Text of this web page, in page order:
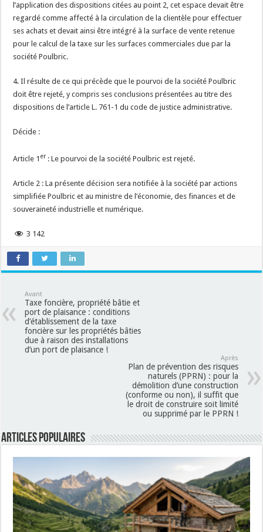
l’application des dispositions citées au point 2, cet espace devait être
regardé comme affecté à la circulation de la clientèle pour effectuer
ses achats et devait ainsi être intégré à la surface de vente retenue
pour le calcul de la taxe sur les surfaces commerciales due par la
société Poulbric.
4. Il résulte de ce qui précède que le pourvoi de la société Poulbric
doit être rejeté, y compris ses conclusions présentées au titre des
dispositions de l’article L. 761-1 du code de justice administrative.
Décide :
Article 1 er : Le pourvoi de la société Poulbric est rejeté.
Article 2 : La présente décision sera notifiée à la société par actions
simplifiée Poulbric et au ministre de l’économie, des finances et de
souveraineté industrielle et numérique.
3 142
Avant
Taxe foncière, propriété bâtie et
port de plaisance : conditions
d’établissement de la taxe
foncière sur les propriétés bâties
due à raison des installations
d’un port de plaisance !
Après
Plan de prévention des risques
naturels (PPRN) : pour la
démolition d’une construction
(conforme ou non), il suffit que
le droit de construire soit limité
ou supprimé par le PPRN !
Articles populaires